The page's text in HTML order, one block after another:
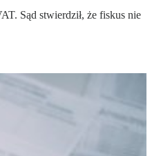
Sąd stwierdził, że fiskus nie